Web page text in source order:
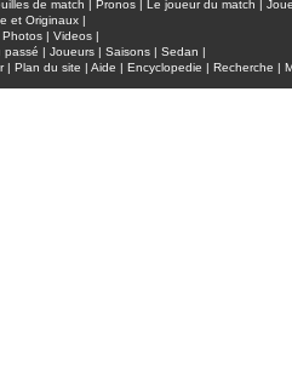
de match Pronos Le joueur du match
et Originaux |
Photos | Videos |
passé | Joueurs | Saisons | Sedan |
| Plan du site | Aide | Encyclopedie | Recherche |